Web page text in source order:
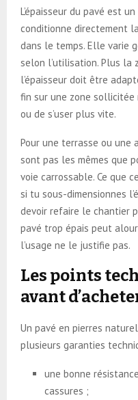
L’épaisseur du pavé est
conditionne directement
dans le temps. Elle varie
selon l’utilisation. Plus la
l’épaisseur doit être
fin sur une zone sollicitée
ou de s’user plus vite.
Pour une terrasse ou une
sont pas les mêmes que
voie carrossable. Ce que
si tu sous-dimensionnes
devoir refaire le chantier
pavé trop épais peut
l’usage ne le justifie pas.
Les points
avant
Un pavé en pierres
plusieurs garanties
une bonne
cassures ;